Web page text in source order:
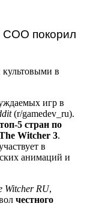
покорил
в
игр в
(r/gamedev_ru).
5 стран по
Witcher 3.
в
анимаций и
Witcher RU,
честного